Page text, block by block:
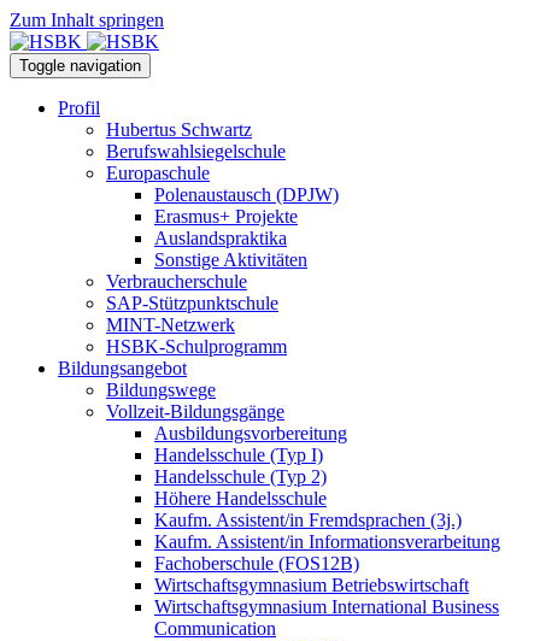
Zum Inhalt springen
Toggle navigation
Profil
Hubertus Schwartz
Berufswahlsiegelschule
Europaschule
Polenaustausch (DPJW)
Erasmus+ Projekte
Auslandspraktika
Sonstige Aktivitäten
Verbraucherschule
SAP-Stützpunktschule
MINT-Netzwerk
HSBK-Schulprogramm
Bildungsangebot
Bildungswege
Vollzeit-Bildungsgänge
Ausbildungsvorbereitung
Handelsschule (Typ I)
Handelsschule (Typ 2)
Höhere Handelsschule
Kaufm. Assistent/in­ Fremdsprachen (3j.)
Kaufm. Assistent/in Informationsverarbeitung
Fachoberschule (FOS12B)
Wirtschaftsgymnasium Betriebswirtschaft
Wirtschaftsgymnasium International Business
Communication